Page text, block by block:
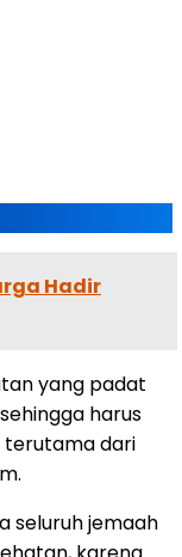
Hadir
yang padat
harus
terutama dari
seluruh jemaah